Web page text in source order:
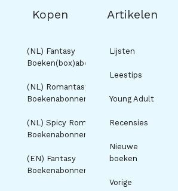
Kopen
(NL) Fantasy
Boeken(box)abonnement
(NL) Romantasy
Boekenabonnement
(NL) Spicy Romance
Boekenabonnement
(EN) Fantasy
Boekenabonnement
Artikelen
Lijsten
Leestips
Young Adult
Recensies
Nieuwe
boeken
Vorige